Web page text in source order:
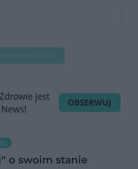
pytanie
o swoim stanie